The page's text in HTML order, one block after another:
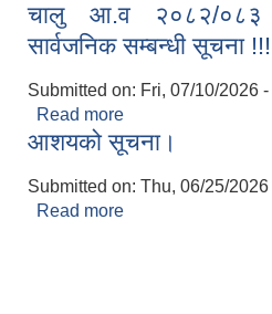
चालु आ.व २०८२/०८३
सार्वजनिक सम्बन्धी सूचना !!!
Submitted on: Fri, 07/10/2026
Read more
सम्बन्धी सूचना !!!
आशयको सूचना।
Submitted on: Thu, 06/25/2026
Read more